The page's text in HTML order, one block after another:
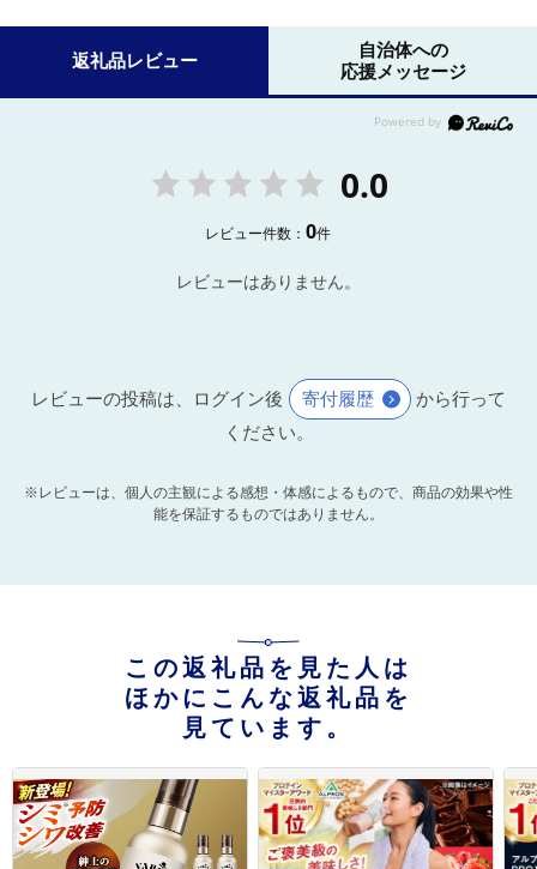
返礼品レビュー
自治体への
応援メッセージ
0.0
レビュー件数：0件
レビューはありません。
レビューの投稿は、ログイン後 寄付履歴
から行って
ください。
※レビューは、個人の主観による感想・体感によるもので、商品の効果や性
能を保証するものではありません。
この返礼品を見た人は
ほかにこんな返礼品を
見ています。